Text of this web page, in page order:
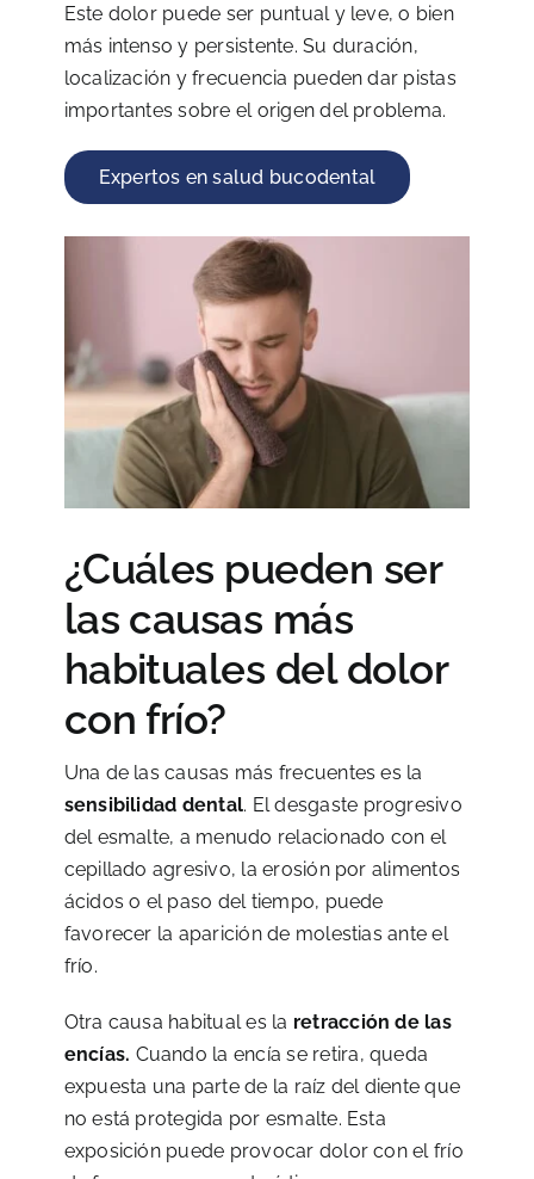
Este dolor puede ser puntual y leve, o bien
más intenso y persistente. Su duración,
localización y frecuencia pueden dar pistas
importantes sobre el origen del problema.
Expertos en salud bucodental
¿Cuáles pueden ser
las causas más
habituales del dolor
con frío?
Una de las causas más frecuentes es la
sensibilidad dental. El desgaste progresivo
del esmalte, a menudo relacionado con el
cepillado agresivo, la erosión por alimentos
ácidos o el paso del tiempo, puede
favorecer la aparición de molestias ante el
frío.
Otra causa habitual es la retracción de las
encías. Cuando la encía se retira, queda
expuesta una parte de la raíz del diente que
no está protegida por esmalte. Esta
exposición puede provocar dolor con el frío